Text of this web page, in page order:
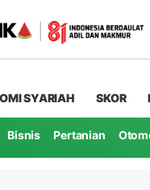
SYARIAH SKOR
Bisnis Pertanian